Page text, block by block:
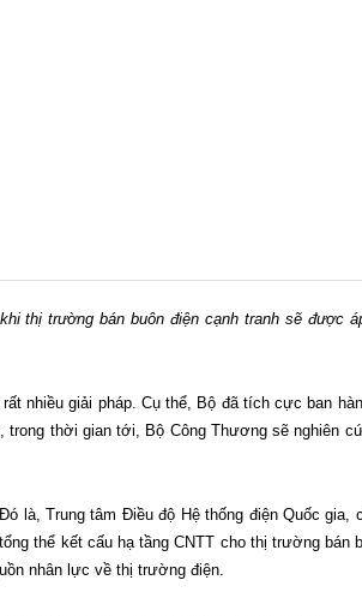
thị trường bán buôn điện cạnh tranh sẽ được
nhiều giải pháp. Cụ thể, Bộ đã tích cực ban
thời gian tới, Bộ Công Thương sẽ nghiên
là, Trung tâm Điều độ Hệ thống điện Quốc gia,
thể kết cấu hạ tầng CNTT cho thị trường bán
nhân lực về thị trường điện.